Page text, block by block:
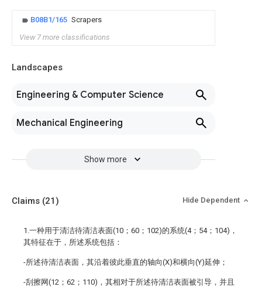
B08B1/165 Scrapers
View 7 more classifications
Landscapes
Engineering & Computer Science
Mechanical Engineering
Show more
Claims (21) Hide Dependent
1.一种用于清洁待清洁表面(10；60；102)的系统(4；54；104)，
其特征在于，所述系统包括：
-所述待清洁表面，其沿着彼此垂直的轴向(X)和横向(Y)延伸；
-刮擦网(12；62；110)，其相对于所述待清洁表面被引导，并且